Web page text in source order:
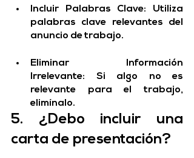
Incluir Palabras Clave: Utiliza
palabras clave relevantes del
anuncio de trabajo.
Eliminar Información
Irrelevante: Si algo no es
relevante para el trabajo,
elimínalo.
5. ¿Debo incluir una
carta de presentación?